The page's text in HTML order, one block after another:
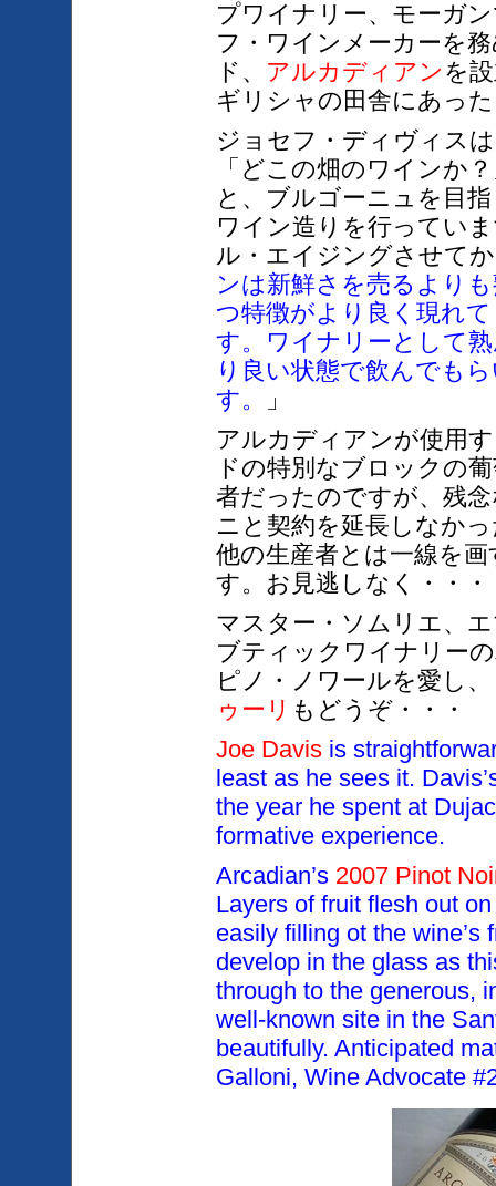
プワイナリー、モーガ
フ・ワインメーカーを
ド、 アルカディアン を
ギリシャの田舎にあっ
ジョセフ・ディヴィス
「どこの畑のワインか
と、ブルゴーニュを目
ワイン造りを行ってい
ル・エイジングさせて
ンは新鮮さを売るより
つ特徴がより良く現れて
す。ワイナリーとして
り良い状態で飲んでも
す。
」
アルカディアンが使用
ドの特別なブロックの
者だったのですが、残
ニと契約を延長しなか
他の生産者とは一線を
す。お見逃しなく・・・
マスター・ソムリエ、
ブティックワイナリー
ピノ・ノワールを愛し
ゥーリ もどうぞ・・・
Joe Davis is
least as he sees it.
the year he spent at
formative experience.
Arcadian’s 2007 Pinot
Layers of fruit flesh out
easily filling ot the wine’s
develop in the glass as
through to the generous,
well-known site in the
beautifully. Anticipated
Galloni, Wine Advocate